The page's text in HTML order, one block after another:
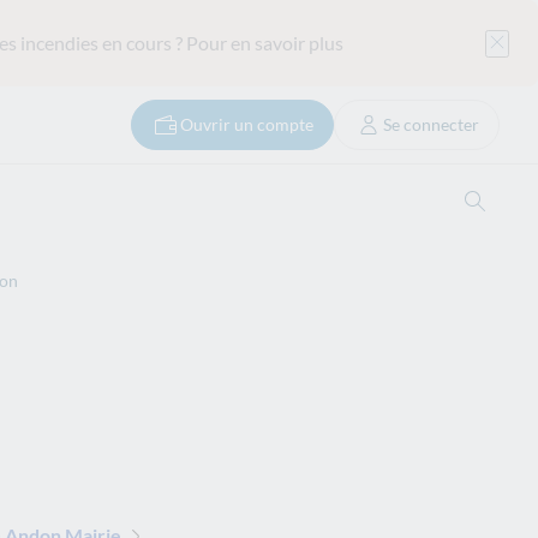
incendies en cours ? Pour en savoir plus
Ouvrir un compte Se connecter